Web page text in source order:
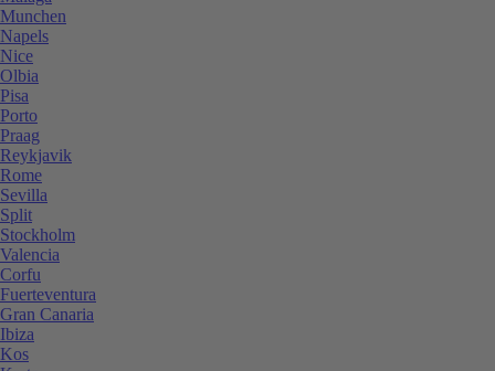
Munchen
Napels
Nice
Olbia
Pisa
Porto
Praag
Reykjavik
Rome
Sevilla
Split
Stockholm
Valencia
Corfu
Fuerteventura
Gran Canaria
Ibiza
Kos